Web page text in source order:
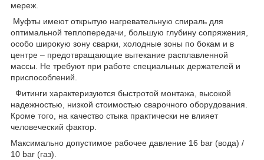
мереж.
Муфты имеют открытую нагревательную спираль для
оптимальной теплопередачи, большую глубину сопряжения,
особо широкую зону сварки, холодные зоны по бокам и в
центре – предотвращающие вытекание расплавленной
массы. Не требуют при работе специальных держателей и
приспособлений.
Фитинги характеризуются быстротой монтажа, высокой
надежностью, низкой стоимостью сварочного оборудования.
Кроме того, на качество стыка практически не влияет
человеческий фактор.
Максимально допустимое рабочее давление 16 bar (вода) /
10 bar (газ).